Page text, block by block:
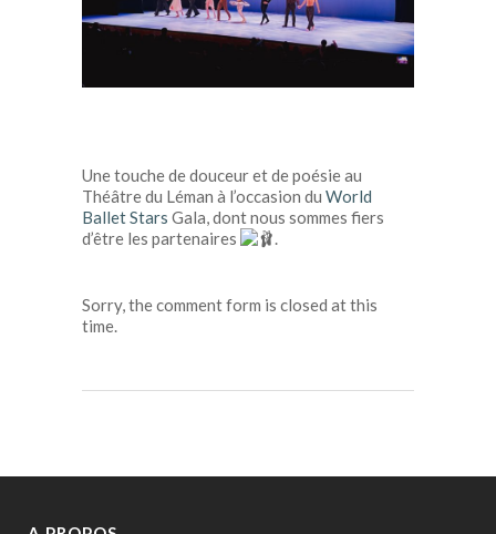
Une touche de douceur et de poésie au
Théâtre du Léman à l’occasion du World
Ballet Stars Gala, dont nous sommes fiers
d’être les partenaires
.
Sorry, the comment form is closed at this
time.